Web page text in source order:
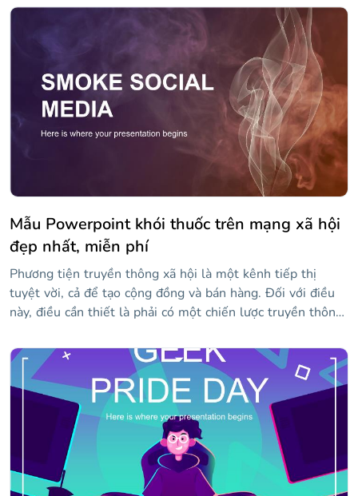
về lịch sử, nguồn gốc và truyền thống của Halloween để
cung cấp cho học sinh của bạn những sự thật thú vị. Tất cả
đều được bao gồm trong một phong cách thiết kế bắt mắt,
với nền màu tím và hình minh họa của bí ngô, bộ xương và
các yếu tố Halloween khác. Và để giữ cho bữa tiệc tiếp
tục... Vào cuối bài thuyết trình, có một loạt các hoạt động
về bài học, vì vậy bạn chắc chắn sẽ tận dụng tối đa tất cả
các tài nguyên được bao gồm!
Mẫu Powerpoint khói thuốc trên mạng xã hội
đẹp nhất, miễn phí
Phương tiện truyền thông xã hội là một kênh tiếp thị
tuyệt vời, cả để tạo cộng đồng và bán hàng. Đối với điều
này, điều cần thiết là phải có một chiến lược truyền thông
bày đề xuất của mình cho khách hàng, chúng tôi đề xuất
mẫu này với nền là sóng khói mang lại cho nó một nét
huyền bí. Thiết kế trừu tượng, và màu sắc, tỉnh táo và với
một gradient màu tím. Trình bày đại lý và nhóm của bạn,
xác định tính cách người mua bằng đồ họa thông tin và
đánh dấu các giai đoạn của chiến lược bằng dòng thời gian.
Bạn cũng có thể thêm ảnh chụp màn hình từ web và
phương tiện truyền thông xã hội và điền vào bảng với KPI